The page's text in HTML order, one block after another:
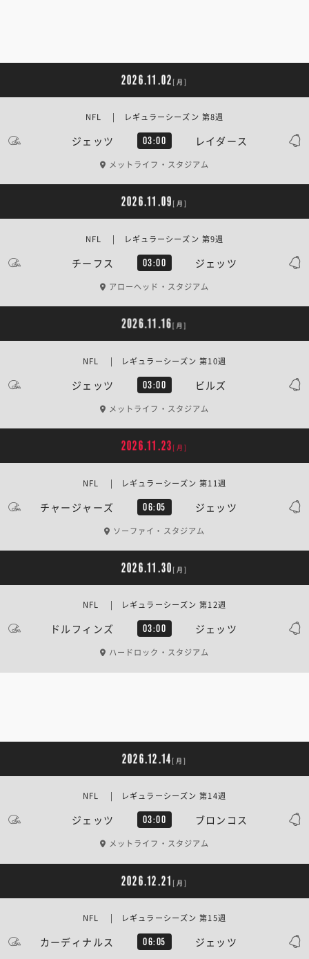
2026.11.02 [月]
ジェッツ 03:00 レイダース
NFL | レギュラーシーズン 第8週
メットライフ・スタジアム
2026.11.09 [月]
チーフス 03:00 ジェッツ
NFL | レギュラーシーズン 第9週
アローヘッド・スタジアム
2026.11.16[月]
ジェッツ 03:00 ビルズ
NFL | レギュラーシーズン 第10週
メットライフ・スタジアム
2026.11.23 [月]
チャージャーズ 06:05 ジェッツ
NFL | レギュラーシーズン 第11週
ソーファイ・スタジアム
2026.11.30 [月]
ドルフィンズ 03:00 ジェッツ
NFL | レギュラーシーズン 第12週
ハードロック・スタジアム
2026.12.14 [月]
ジェッツ 03:00 ブロンコス
NFL | レギュラーシーズン 第14週
メットライフ・スタジアム
2026.12.21 [月]
カーディナルス 06:05 ジェッツ
NFL | レギュラーシーズン 第15週